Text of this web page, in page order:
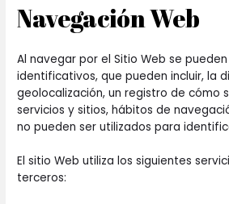
Navegación Web
Al navegar por el Sitio Web se
identificativos, que pueden incluir, la
geolocalización, un registro de cómo
servicios y sitios, hábitos de
no pueden ser utilizados para
El sitio Web utiliza los siguientes
terceros: